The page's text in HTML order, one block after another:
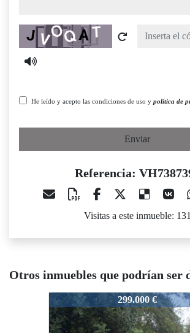
Captcha
He leído y acepto las condiciones de uso y política de
Enviar
Referencia:
Visitas a este inmueble: 131
Otros inmuebles que podrían ser
VH7387390
299.000 €
VH7387390